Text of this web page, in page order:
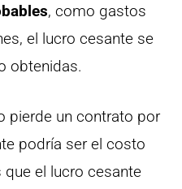
, como gastos
el lucro cesante se
obtenidas.
pierde un contrato por
podría ser el costo
el lucro cesante